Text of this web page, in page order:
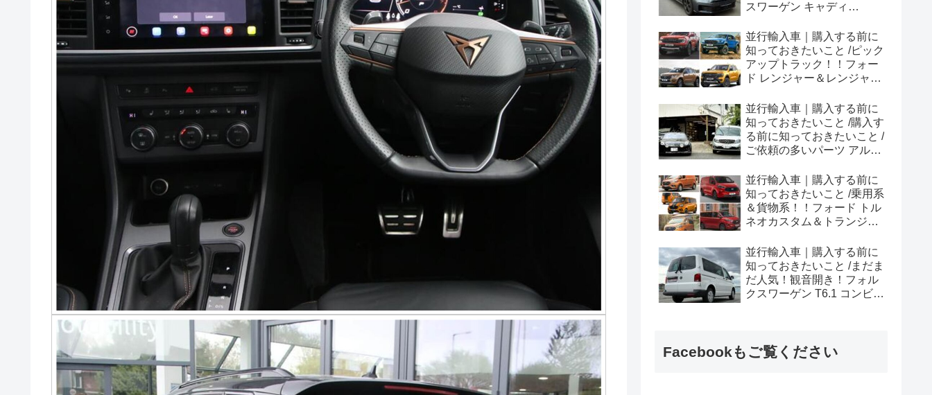
スワーゲン キャディ
並行輸入車｜購入する前に
知っておきたいこと /ピック
アップトラック！！フォー
ド レンジャー＆レンジャー
め！
並行輸入車｜購入する前に
知っておきたいこと /購入す
る前に知っておきたいこと /
ご依頼の多いパーツ アルピ
やカスタム・チューニング
パーツも何とかなる！②
並行輸入車｜購入する前に
知っておきたいこと /乗用系
＆貨物系！！フォード トル
ネオカスタム＆トランジッ
め！
並行輸入車｜購入する前に
知っておきたいこと /まだま
だ人気！観音開き！フォル
クスワーゲン T6.1 コンビ横
Facebookもご覧ください